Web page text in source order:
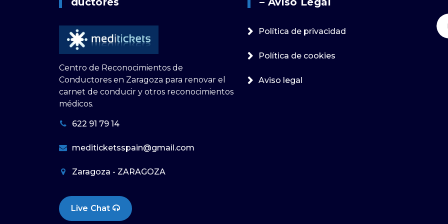
Centro de Reconocimientos de
Conductores en Zaragoza para renovar el
carnet de conducir y otros reconocimientos
médicos.
622 91 79 14
mediticketsspain@gmail.com
Zaragoza - ZARAGOZA
Live Chat
Política de privacidad
Política de cookies
Aviso legal